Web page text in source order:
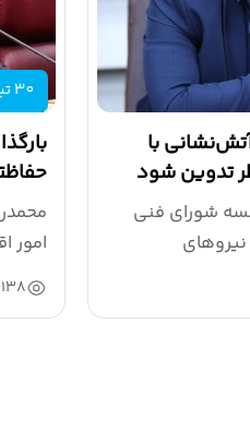
با
تدوین شود
شورای فنی
30 تیر 1405
امور
ستاد...